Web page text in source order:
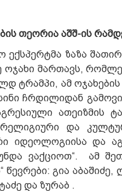
თეორია აშშ-ის
ექსპერტმა ზაზა
ოჯახი მართავს,
ტრამპი, ამ
ჩრდილიდან
ათეიზმის
და
იდეოლოგიისა და
ვაქციოთ“. ამ
წევრები: გია
და ზურაბ .